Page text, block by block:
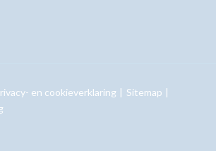
en cookieverklaring
Sitemap